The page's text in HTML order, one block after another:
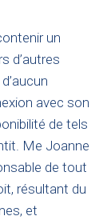
un
d’autres
avec son
de tels
Me Joanne
de tout
résultant du
et